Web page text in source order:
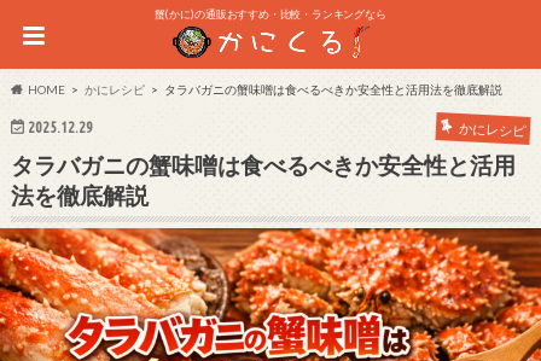
蟹(かに)の通販おすすめ・比較・ランキングなら
HOME かにレシピ タラバガニの蟹味噌は食べるべきか安全性と活用法を徹底解説
2025.12.29 かにレシピ
タラバガニの蟹味噌は食べるべきか安全性と活用
法を徹底解説